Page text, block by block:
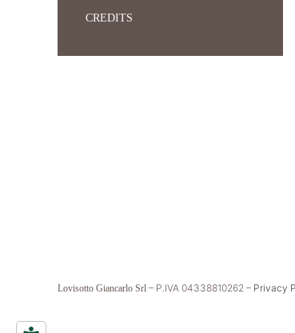
CREDITS
Lovisotto Giancarlo Srl – P.IVA 04338810262 – Privacy